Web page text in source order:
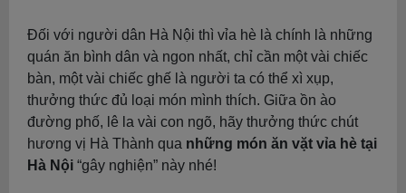
Đối với người dân Hà Nội thì vỉa hè là chính là những
quán ăn bình dân và ngon nhất, chỉ cần một vài chiếc
bàn, một vài chiếc ghế là người ta có thể xì xụp,
thưởng thức đủ loại món mình thích. Giữa ồn ào
đường phố, lê la vài con ngõ, hãy thưởng thức chút
hương vị Hà Thành qua những món ăn vặt vỉa hè tại
Hà Nội “gây nghiện” này nhé!